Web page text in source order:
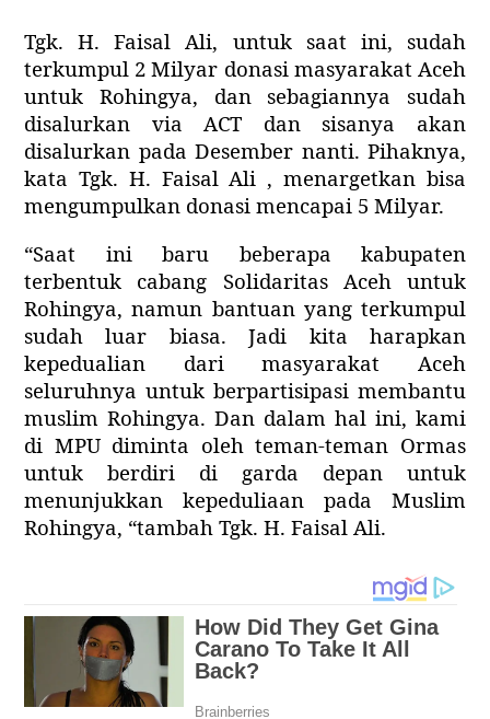
Tgk. H. Faisal Ali, untuk saat ini, sudah
terkumpul 2 Milyar donasi masyarakat Aceh
untuk Rohingya, dan sebagiannya sudah
disalurkan via ACT dan sisanya akan
disalurkan pada Desember nanti. Pihaknya,
kata Tgk. H. Faisal Ali , menargetkan bisa
mengumpulkan donasi mencapai 5 Milyar.
“Saat ini baru beberapa kabupaten
terbentuk cabang Solidaritas Aceh untuk
Rohingya, namun bantuan yang terkumpul
sudah luar biasa. Jadi kita harapkan
kepedualian dari masyarakat Aceh
seluruhnya untuk berpartisipasi membantu
muslim Rohingya. Dan dalam hal ini, kami
di MPU diminta oleh teman-teman Ormas
untuk berdiri di garda depan untuk
menunjukkan kepeduliaan pada Muslim
Rohingya, “tambah Tgk. H. Faisal Ali.